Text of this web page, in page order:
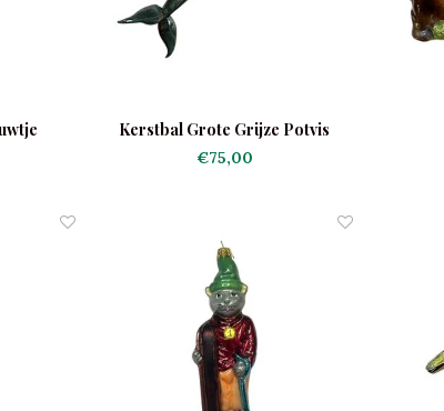
Kerstbal Grote Grijze Potvis
€75,00